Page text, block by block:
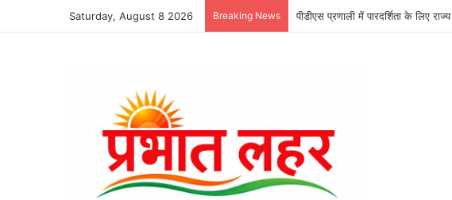
Saturday, August 8 2026 Breaking News जांजगीर-चांपा में एग्रीस्टैक की